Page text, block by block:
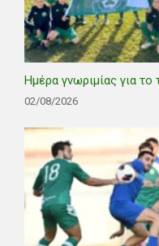
Ημέρα γνωριμίας για
02/08/2026